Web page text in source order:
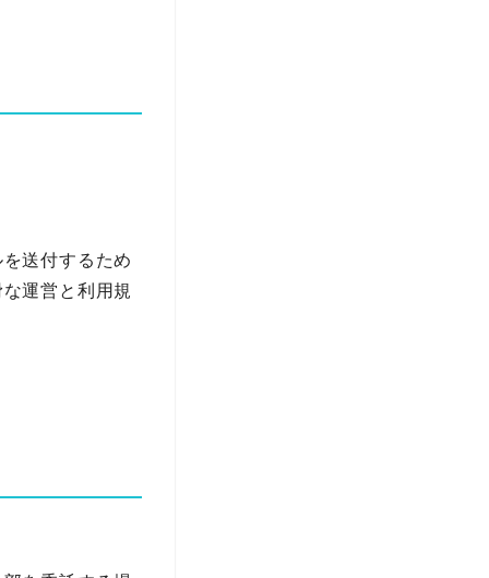
送付するため
運営と利用規